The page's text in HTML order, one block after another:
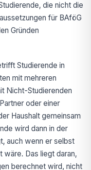
die nicht die
für BAföG
Gründen
Studierende in
mit mehreren
Nicht-Studierenden
oder einer
Haushalt gemeinsam
wird dann in der
auch wenn er selbst
Das liegt daran,
berechnet wird, nicht